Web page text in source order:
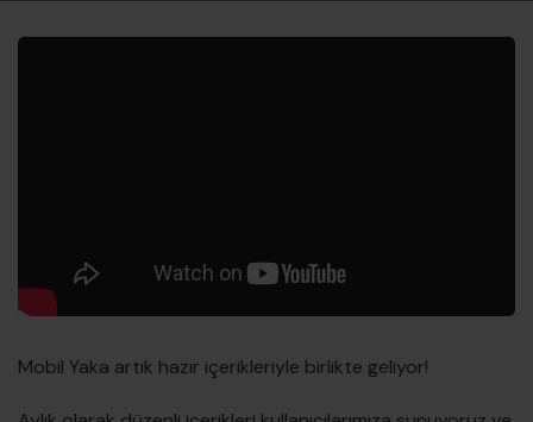
Mobil Yaka artık hazır içerikleriyle birlikte geliyor!